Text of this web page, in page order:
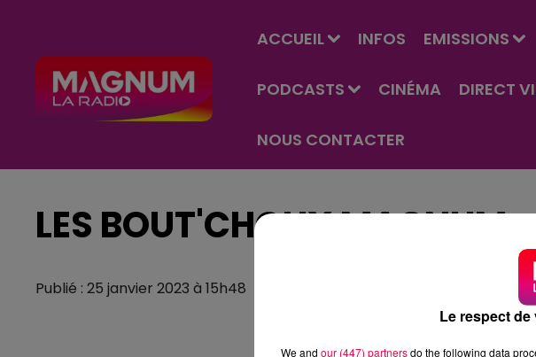
ACCUEIL INFOS EMISSIONS
PODCASTS CINÉMA DIRECT
NOUS CONTACTER
LES BOUT'CHOUX MAGNUM -
Publié : 25 janvier 2023 à 15h48
Le respect
We and our (447) partnersdo the following data